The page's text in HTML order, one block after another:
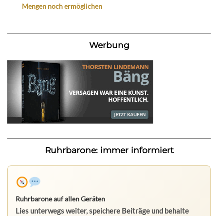
Mengen noch ermöglichen
Werbung
Ruhrbarone: immer informiert
Ruhrbarone auf allen Geräten
Lies unterwegs weiter, speichere Beiträge und behalte